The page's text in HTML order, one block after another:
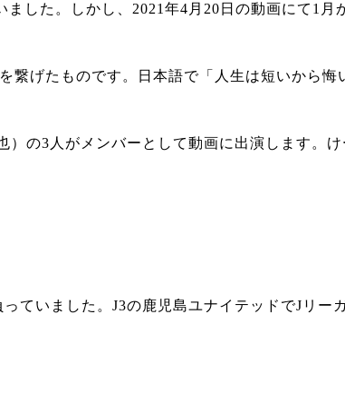
した。しかし、2021年4月20日の動画にて1
げたものです。日本語で「人生は短いから
の3人がメンバーとして動画に出演します。
ていました。J3の鹿児島ユナイテッドでJリー